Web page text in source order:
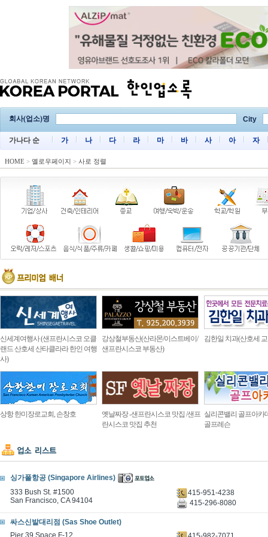
회사(업소)명 City
가나다 순 가 나 다 라 마 바 사 아 자
HOME > 옐로우페이지 > 사로 정렬
신세계여행사 (샌프란시스코 오클
랜드 산호세 산타클라라 한인 여행
사)
강상철부동산(산라몬/이스트베이/
샌프란시스코 부동산)
김한일 치과(산호세
상항 한미장로교회, 손창호
옛날짜장 -샌프란시스코 맛집 /샌프
란시스코 맛집 추천
실리콘밸리 골프아카
골프레슨
싱가폴항공 (Singapore Airlines)
333 Bush St. #1500
San Francisco, CA 94104
415-951-4238
415-296-8080
싸스신발대리점 (Sas Shoe Outlet)
Pier 39 Space F-12